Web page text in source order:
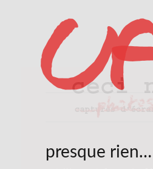
presque rien…